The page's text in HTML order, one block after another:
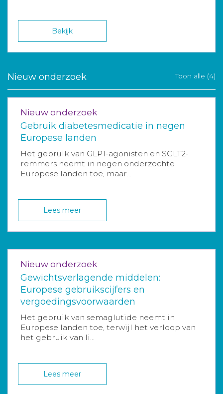
Bekijk
Nieuw onderzoek Toon alle (4)
Nieuw onderzoek
Gebruik diabetesmedicatie in negen
Europese landen
Het gebruik van GLP1-agonisten en SGLT2-
remmers neemt in negen onderzochte
Europese landen toe, maar...
Lees meer
Nieuw onderzoek
Gewichtsverlagende middelen:
Europese gebruikscijfers en
vergoedingsvoorwaarden
Het gebruik van semaglutide neemt in
Europese landen toe, terwijl het verloop van
het gebruik van li...
Lees meer